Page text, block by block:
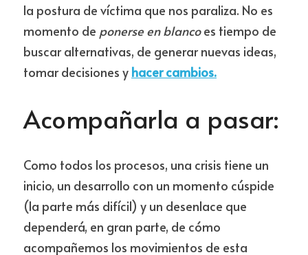
la postura de víctima que nos paraliza. No es
momento de ponerse en blanco es tiempo de
buscar alternativas, de generar nuevas ideas,
tomar decisiones y hacer cambios.
Acompañarla a pasar:
Como todos los procesos, una crisis tiene un
inicio, un desarrollo con un momento cúspide
(la parte más difícil) y un desenlace que
dependerá, en gran parte, de cómo
acompañemos los movimientos de esta